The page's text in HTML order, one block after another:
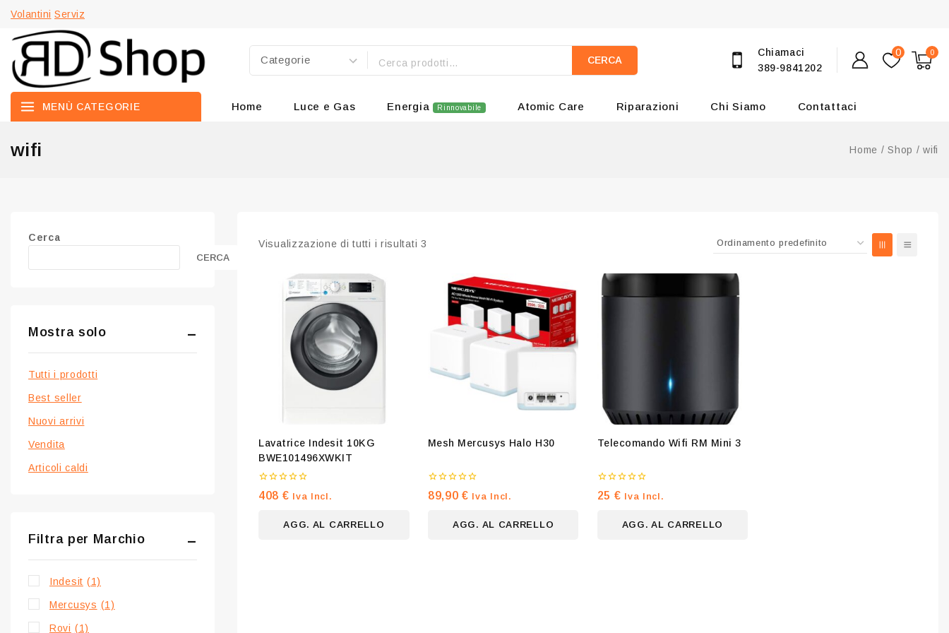
Volantini Serviz
CERCA
Chiamaci
389-9841202
0 0
MENÙ CATEGORIE Home Luce e Gas Energia Rinnovabile Atomic Care Riparazioni Chi Siamo Contattaci
Home / Shop / wifi
wifi
Visualizzazione di tutti i risultati 3
Lavatrice Indesit 10KG
BWE101496XWKIT
0
su
408 € Iva Incl.
AGG. AL CARRELLO
Mesh Mercusys Halo H30
0
su
89,90€ Iva Incl.
AGG. AL CARRELLO
Telecomando Wifi RM Mini 3
0
su
25 € Iva Incl.
AGG. AL CARRELLO
Cerca
CERCA
Mostra solo
Tutti i prodotti
Best seller
Nuovi arrivi
Vendita
Articoli caldi
Filtra per Marchio
Indesit (1)
Mercusys (1)
Rovi (1)